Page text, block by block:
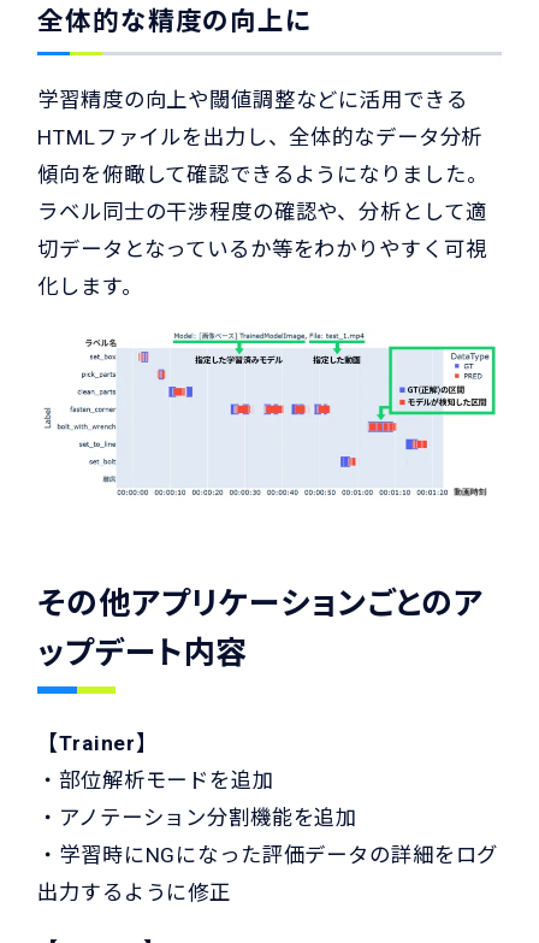
全体的な精度の向上に
学習精度の向上や閾値調整などに活用できる
HTMLファイルを出力し、全体的なデータ分析
傾向を俯瞰して確認できるようになりました。
ラベル同士の干渉程度の確認や、分析として適
切データとなっているか等をわかりやすく可視
化します。
その他アプリケーションごとのア
ップデート内容
【Trainer】
・部位解析モードを追加
・アノテーション分割機能を追加
・学習時にNGになった評価データの詳細をログ
出力するように修正